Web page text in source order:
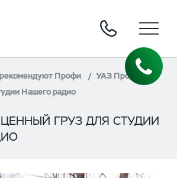
Профи
УАЗ Профи:
Нашего радио
ГРУЗ ДЛЯ СТУДИИ